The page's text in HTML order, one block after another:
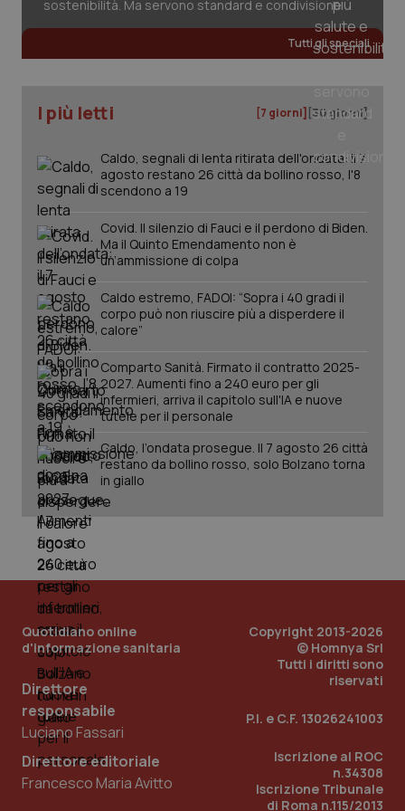
sostenibilità. Ma servono standard e condivisione
Tutti gli speciali
I più letti [7 giorni] [30 giorni]
Caldo, segnali di lenta ritirata dell'ondata: il 7
agosto restano 26 città da bollino rosso, l'8
scendono a 19
Covid. Il silenzio di Fauci e il perdono di Biden.
Ma il Quinto Emendamento non è
un’ammissione di colpa
Caldo estremo, FADOI: “Sopra i 40 gradi il
corpo può non riuscire più a disperdere il
calore”
Comparto Sanità. Firmato il contratto 2025-
2027. Aumenti fino a 240 euro per gli
infermieri, arriva il capitolo sull'IA e nuove
tutele per il personale
Caldo, l’ondata prosegue. Il 7 agosto 26 città
restano da bollino rosso, solo Bolzano torna
in giallo
Quotidiano online
d'informazione sanitaria
Direttore
responsabile
Luciano Fassari
Direttore editoriale
Francesco Maria Avitto
Copyright 2013-2026
© Homnya Srl
Tutti i diritti sono
riservati
P.I. e C.F. 13026241003
Iscrizione al ROC
n.34308
Iscrizione Tribunale
di Roma n.115/2013
CookieScript
www.quotidianosanita.it
5
tracking-sites-ironfish-
tracking-enable
tracking-sites-ironfish-
session-id
www.quotidianosanita.it
_ga